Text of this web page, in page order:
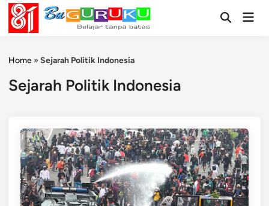
Skip
content
OpenMain
Home » Sejarah Politik Indonesia
Sejarah Politik Indonesia